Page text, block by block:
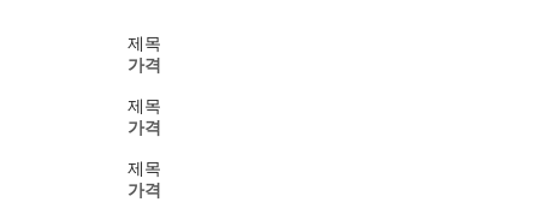
제목
가격
제목
가격
제목
가격